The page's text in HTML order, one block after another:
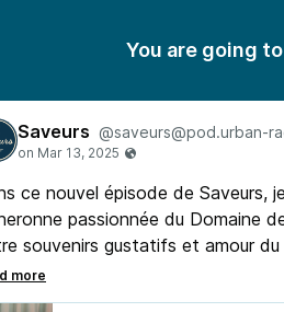
You are going
Saveurs @saveurs@pod.urban-
ce nouvel épisode de Saveurs,
passionnée du Domaine
souvenirs gustatifs et amour
son lien intime avec la
pâturage aux accords